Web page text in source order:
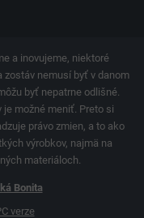
a inovujeme, niektoré
zostáv nemusí byť v danom
byť nepatrne odlišné.
je možné meniť. Preto si
právo zmien, a to ako
výrobkov, najmä na
materiáloch.
Bonita
verze